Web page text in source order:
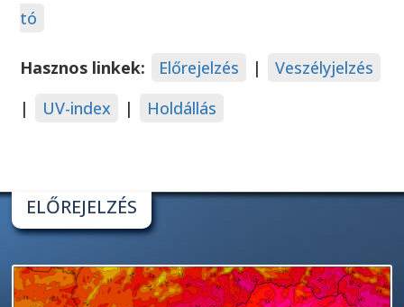
tó
Hasznos linkek: Előrejelzés |
Veszélyjelzés
|
UV-index | Holdállás
ELŐREJELZÉS